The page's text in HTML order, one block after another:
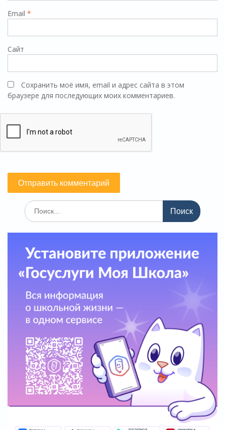
Email *
Сайт
Сохранить моё имя, email и адрес сайта в этом
браузере для последующих моих комментариев.
Поиск
по: